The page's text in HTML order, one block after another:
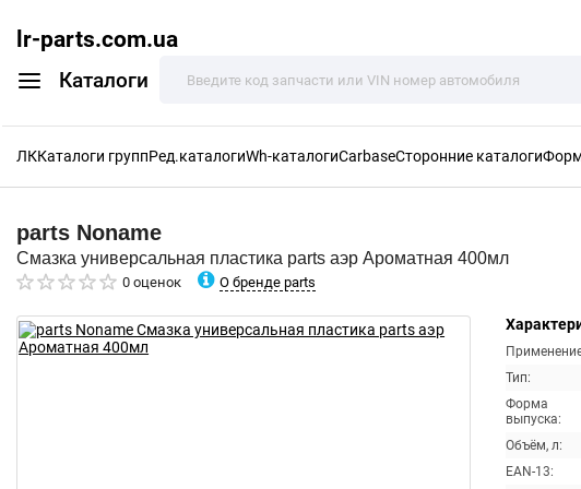
lr-parts.com.ua
Каталоги
ЛККаталоги группРед.каталогиWh-каталогиCarbaseСторонние каталоги
parts Noname
Смазка универсальная пластика parts аэр Ароматная 400мл
0 оценок О бренде parts
Тип:
Форма
выпуска:
Объём, л:
EAN-13: